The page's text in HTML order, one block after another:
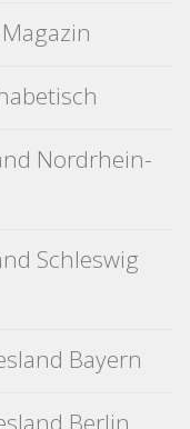
Nordrhein-
Schleswig
Bayern
Berlin